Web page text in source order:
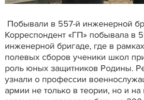
Побывали в 557-й инженерной
Корреспондент «ГП» побывала в
инженерной бригаде, где в
полевых сборов ученики школ
роль юных защитников Родины.
узнали о профессии
армии не только в теории, но и на